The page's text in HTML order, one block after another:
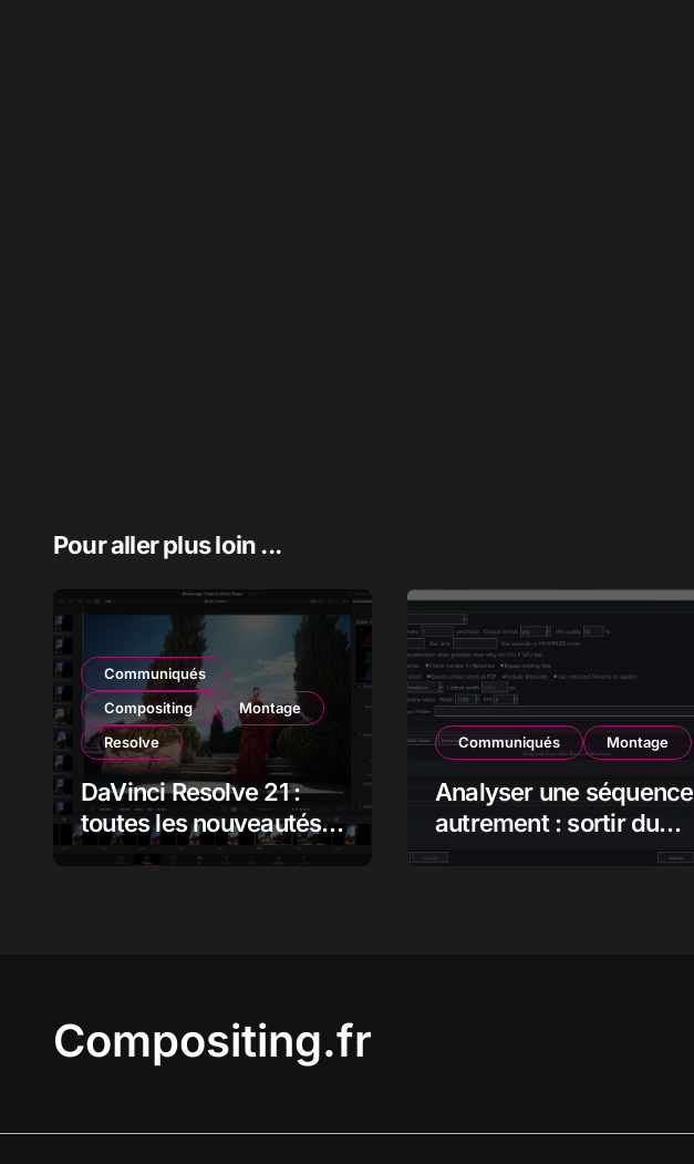
Pour aller plus loin ...
Communiqués
Compositing
Montage
Resolve
DaVinci Resolve 21 :
toutes les nouveautés,
analyse et impact pour
Communiqués Montage
Analyser une séquence
autrement : sortir du
flux pour mieux voir
Compositing.fr